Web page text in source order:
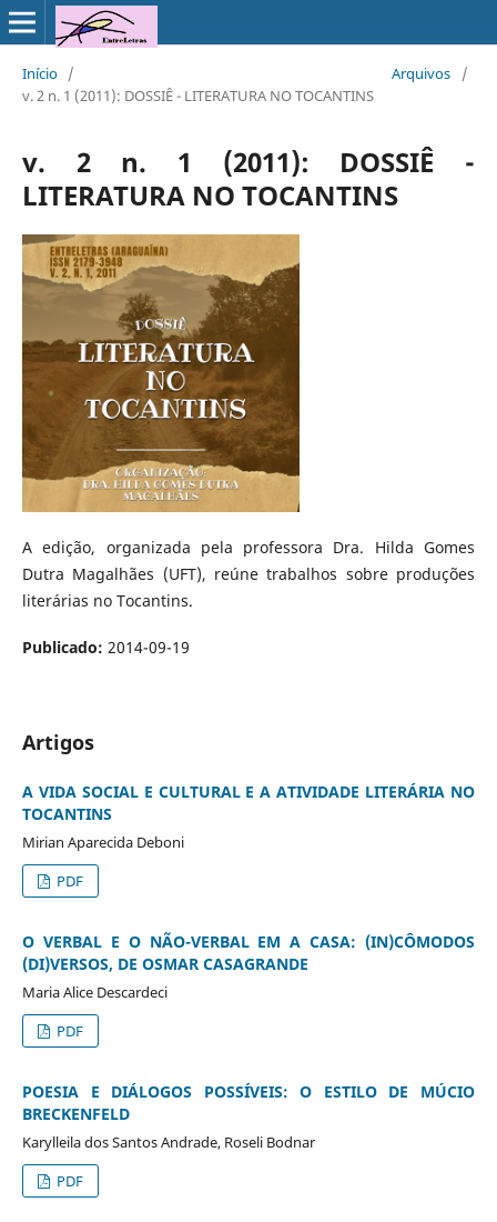
Início / Arquivos
/
v. 2 n. 1 (2011): DOSSIÊ - LITERATURA NO TOCANTINS
v. 2 n. 1 (2011): DOSSIÊ -
LITERATURA NO TOCANTINS
A edição, organizada pela professora Dra. Hilda Gomes
Dutra Magalhães (UFT), reúne trabalhos sobre produções
literárias no Tocantins.
Publicado: 2014-09-19
Artigos
A VIDA SOCIAL E CULTURAL E A ATIVIDADE LITERÁRIA NO
TOCANTINS
Mirian Aparecida Deboni
PDF
O VERBAL E O NÃO-VERBAL EM A CASA: (IN)CÔMODOS
(DI)VERSOS, DE OSMAR CASAGRANDE
Maria Alice Descardeci
PDF
POESIA E DIÁLOGOS POSSÍVEIS: O ESTILO DE MÚCIO
BRECKENFELD
Karylleila dos Santos Andrade, Roseli Bodnar
PDF